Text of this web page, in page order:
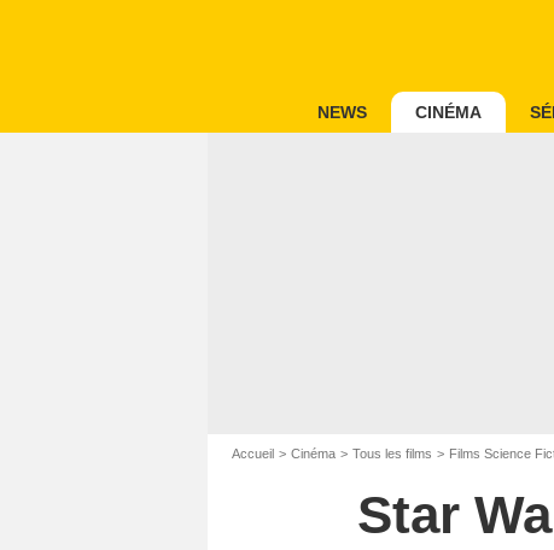
NEWS CINÉMA
Accueil Cinéma Tous les films Films Science
Star